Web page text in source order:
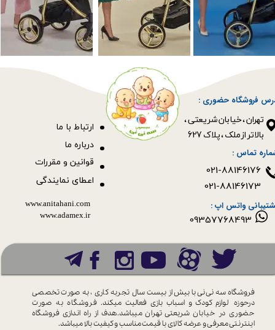
فروشگاه حضوری :
​​​​​​​تهران ، خیابان شریعتی ،
بالاتر از ملک ، پلاک 627​​​​​​​
قوانین و مقررات
ارتباط با ما
09357768493
درباره ما
اعطای نمایندگی
www.anitahani.com
www.ada​​​​​​​mex.ir
فروشگاه سه نی نی با بیش از بیست سال تجربه کاری ، به صورت تخصصی
درحوزه لوازم کودک و اسباب بازی فعالیت میکند. فروشگاه به صورت
حضوری در خیابان شریعتی تهران میباشد.هدف از راه اندازی فروشگاه
اینترنتی معرفی و عرضه کالای باقیمت مناسب و کیفیت بالا میباشد.
تماس :
واتس اپ :